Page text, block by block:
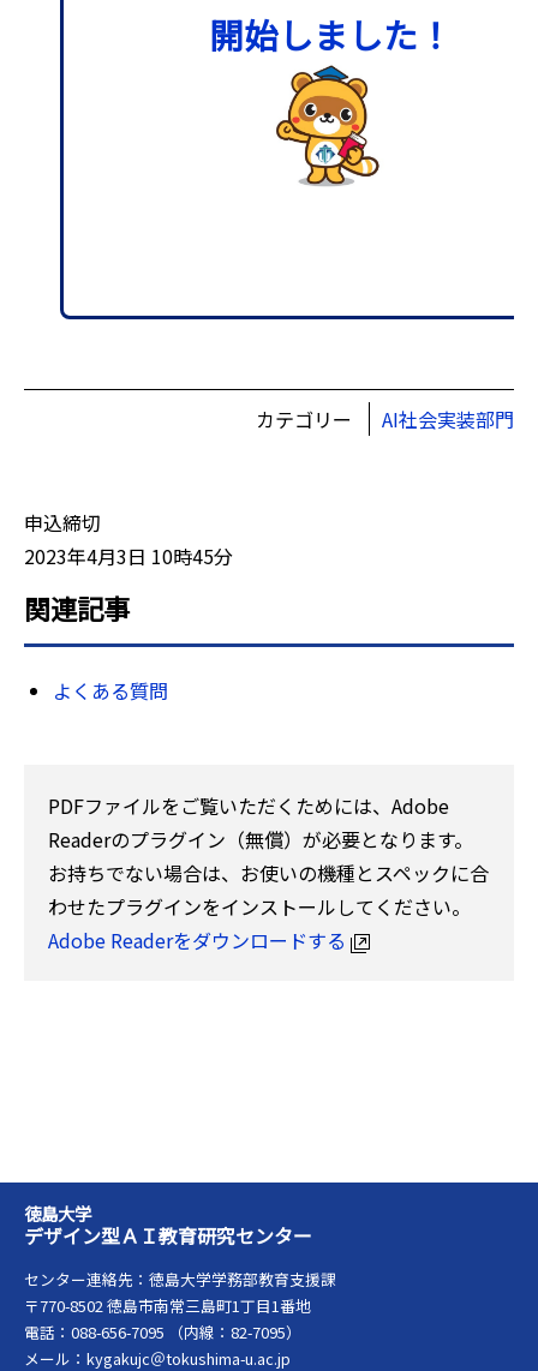
開始しました！
カテゴリー AI社会実装部門
申込締切
2023年4月3日 10時45分
関連記事
よくある質問
PDFファイルをご覧いただくためには、Adobe
Readerのプラグイン（無償）が必要となります。
お持ちでない場合は、お使いの機種とスペックに合
わせたプラグインをインストールしてください。
Adobe Readerをダウンロードする
徳島大学
デザイン型ＡＩ教育研究センター
センター連絡先：徳島大学学務部教育支援課
〒770-8502 徳島市南常三島町1丁目1番地
電話：088-656-7095 （内線：82-7095）
メール：kygakujc＠tokushima-u.ac.jp